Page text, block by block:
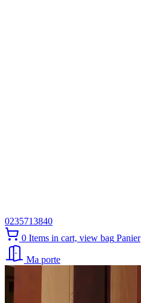
0235713840
0 Items in cart, view bag Panier
Ma porte